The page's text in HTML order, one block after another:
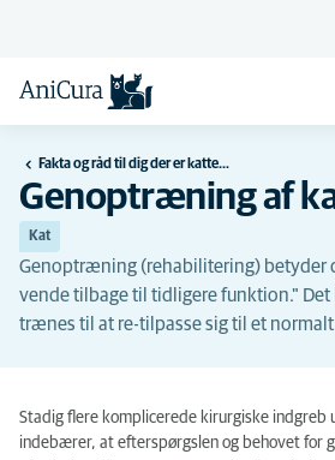
Fakta og råd til dig der er katteejer
Genoptræning af
Kat
Genoptræning (rehabilitering) betyder
vende tilbage til tidligere funktion." Det
trænes til at re-tilpasse sig til et normalt
Stadig flere komplicerede kirurgiske indgreb
indebærer, at efterspørgslen og behovet for